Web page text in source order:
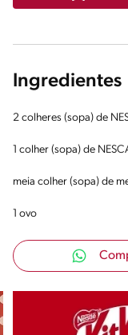
Ingredientes
2 colheres (sopa) de
1 colher (sopa) de
meia colher (sopa) de
1 ovo